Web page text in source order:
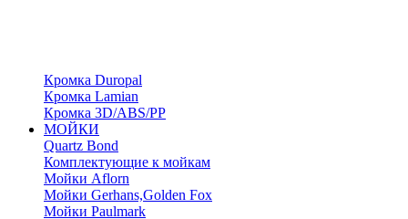
Кромка Duropal
Кромка Lamian
Кромка 3D/ABS/PP
МОЙКИ
Quartz Bond
Комплектующие к мойкам
Мойки Aflorn
Мойки Gerhans,Golden Fox
Мойки Paulmark